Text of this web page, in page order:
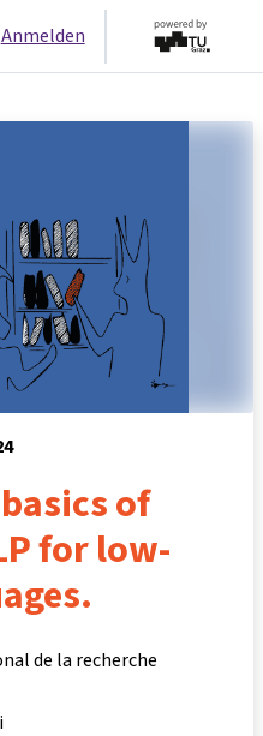
Anmelden
basics of
for low-
de la recherche